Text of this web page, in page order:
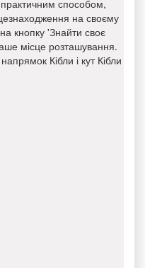
способом,
на своєму
кнопку 'Знайти своє
місце розташування.
Кібли і кут Кібли